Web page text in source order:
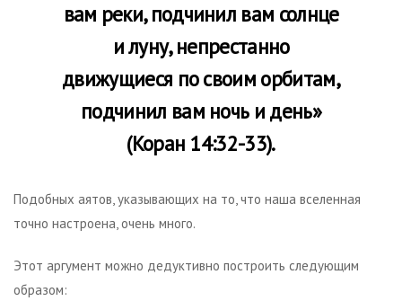
вам реки, подчинил вам солнце
и луну, непрестанно
движущиеся по своим орбитам,
подчинил вам ночь и день»
(Коран 14:32-33).
Подобных аятов, указывающих на то, что наша вселенная
точно настроена, очень много.
Этот аргумент можно дедуктивно построить следующим
образом: